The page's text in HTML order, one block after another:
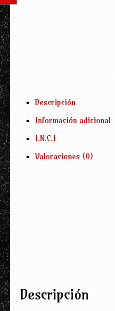
Descripción
Información adicional
I.N.C.I
Valoraciones (0)
Descripción